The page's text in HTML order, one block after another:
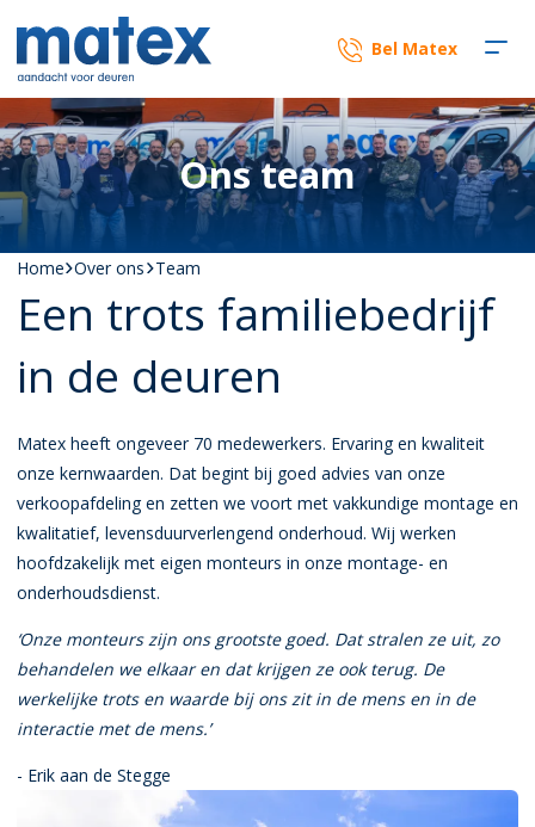
Bel Matex
Ons team
Home Over ons Team
Een trots familiebedrijf
in de deuren
Matex heeft ongeveer 70 medewerkers. Ervaring en kwaliteit
onze kernwaarden. Dat begint bij goed advies van onze
verkoopafdeling en zetten we voort met vakkundige montage en
kwalitatief, levensduurverlengend onderhoud. Wij werken
hoofdzakelijk met eigen monteurs in onze montage- en
onderhoudsdienst.
‘Onze monteurs zijn ons grootste goed. Dat stralen ze uit, zo
behandelen we elkaar en dat krijgen ze ook terug. De
werkelijke trots en waarde bij ons zit in de mens en in de
interactie met de mens.’
- Erik aan de Stegge